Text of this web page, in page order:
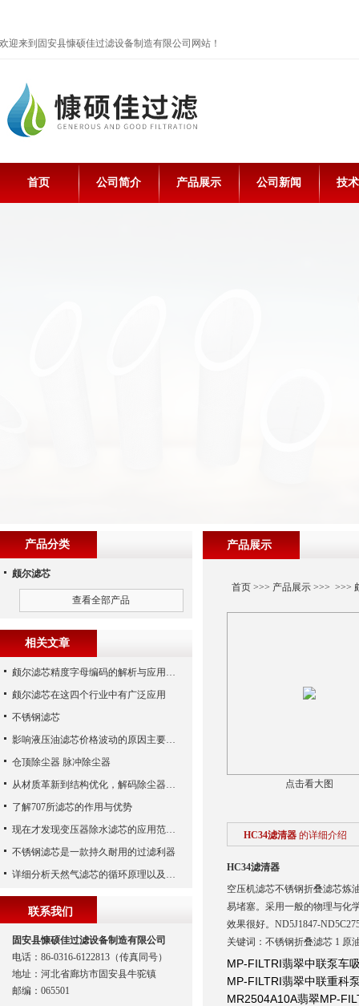
欢迎来到固安县慷硕佳过滤设备制造有限公司网站！
首页 公司简介 产品展示 公司新闻 技
产品展示
首页>>> 产品展示>>> >>>
点击看大图
HC34滤清器 的详细介绍
HC34滤清器
空压机滤芯不锈钢折叠滤芯炼
易堵塞。采用一般的物理与化
效果很好。ND5J1847-
关键词：不锈钢折叠滤芯 1 原
MP-FILTRI翡翠中联泵车
MP-FILTRI翡翠中联重科
MR2504A10A翡翠MP-
产品分类
颇尔滤芯
查看全部产品
相关文章
颇尔滤芯精度字母编码的解析与应用指南
颇尔滤芯在这四个行业中有广泛应用
不锈钢滤芯
影响液压油滤芯价格波动的原因主要有哪些呢？
仓顶除尘器 脉冲除尘器
从材质革新到结构优化，解码除尘器滤芯性能跃升的核心逻辑
了解707所滤芯的作用与优势
现在才发现变压器除水滤芯的应用范围如此之广
不锈钢滤芯是一款持久耐用的过滤利器
详细分析天然气滤芯的循环原理以及使用特性
联系我们
固安县慷硕佳过滤设备制造有限公司
电话：86-0316-6122813（传真同号）
地址：河北省廊坊市固安县牛驼镇
邮编：065501